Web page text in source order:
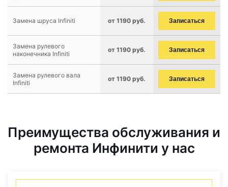
Замена шруса Infiniti от 1190 руб. Записаться
Замена рулевого
наконечника Infiniti
от 1190 руб. Записаться
Замена рулевого вала
Infiniti
от 1190 руб. Записаться
Преимущества обслуживания и
ремонта Инфинити у нас